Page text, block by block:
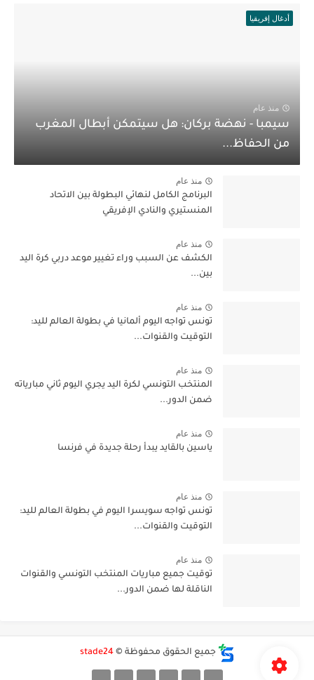
أدغال إفريقيا
منذ عام
سيمبا - نهضة بركان: هل سيتمكن أبطال المغرب
من الحفاظ...
منذ عام
البرنامج الكامل لنهائي البطولة بين الاتحاد
المنستيري والنادي الإفريقي
منذ عام
الكشف عن السبب وراء تغيير موعد دربي كرة اليد
بين...
منذ عام
تونس تواجه اليوم ألمانيا في بطولة العالم لليد:
التوقيت والقنوات...
منذ عام
المنتخب التونسي لكرة اليد يجري اليوم ثاني مبارياته
ضمن الدور...
منذ عام
ياسين بالقايد يبدأ رحلة جديدة في فرنسا
منذ عام
تونس تواجه سويسرا اليوم في بطولة العالم لليد:
التوقيت والقنوات...
منذ عام
توقيت جميع مباريات المنتخب التونسي والقنوات
الناقلة لها ضمن الدور...
جميع الحقوق محفوظة © stade24